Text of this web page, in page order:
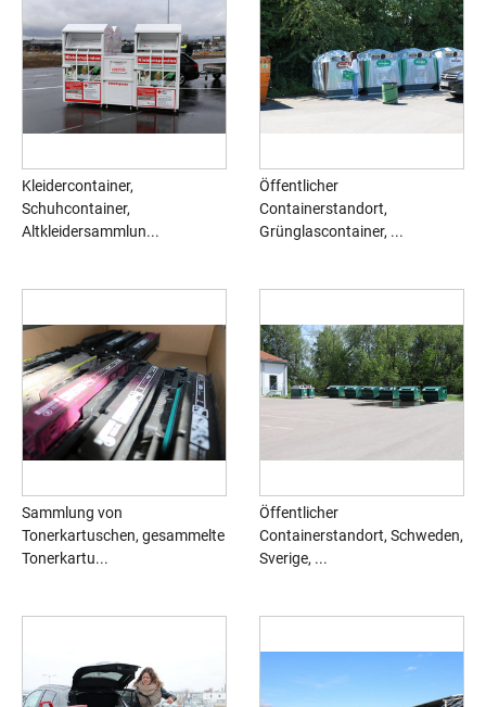
Kleidercontainer,
Schuhcontainer,
Altkleidersammlun...
Öffentlicher
Containerstandort,
Grünglascontainer, ...
Sammlung von
Tonerkartuschen, gesammelte
Tonerkartu...
Öffentlicher
Containerstandort, Schweden,
Sverige, ...